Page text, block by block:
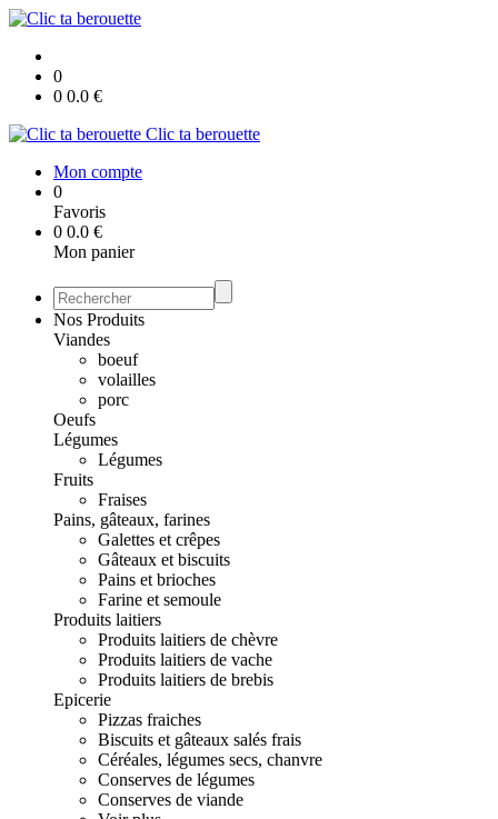
0
0 0.0 €
Clic ta berouette
Mon compte
0
Favoris
0 0.0 €
Mon panier
Nos Produits
Viandes
boeuf
volailles
porc
Oeufs
Légumes
Légumes
Fruits
Fraises
Pains, gâteaux, farines
Galettes et crêpes
Gâteaux et biscuits
Pains et brioches
Farine et semoule
Produits laitiers
Produits laitiers de chèvre
Produits laitiers de vache
Produits laitiers de brebis
Epicerie
Pizzas fraiches
Biscuits et gâteaux salés frais
Céréales, légumes secs, chanvre
Conserves de légumes
Conserves de viande